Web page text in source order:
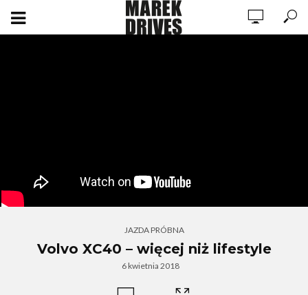
JAZDA PRÓBNA
Volvo XC40 – więcej niż lifestyle
6 kwietnia 2018